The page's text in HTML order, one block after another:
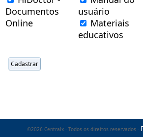
Documentos
Online
usuário
Materiais
educativos
©2026 Centralx - Todos os direitos reservados -